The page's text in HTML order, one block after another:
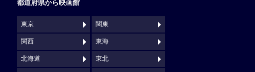
都道府県から映画館
東京 関東
関西 東海
北海道 東北